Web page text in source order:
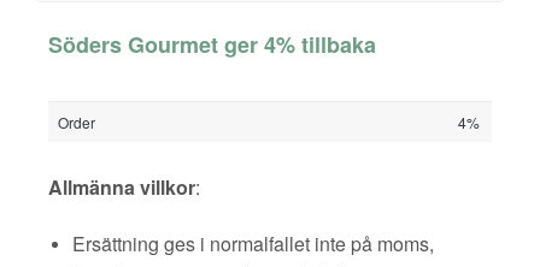
Söders Gourmet ger 4% tillbaka
Order 4%
Allmänna villkor:
Ersättning ges i normalfallet inte på moms,